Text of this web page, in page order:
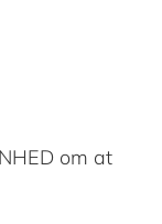
om at